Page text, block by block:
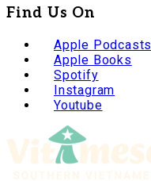
Find Us On
Apple Podcasts
Apple Books
Spotify
Instagram
Youtube